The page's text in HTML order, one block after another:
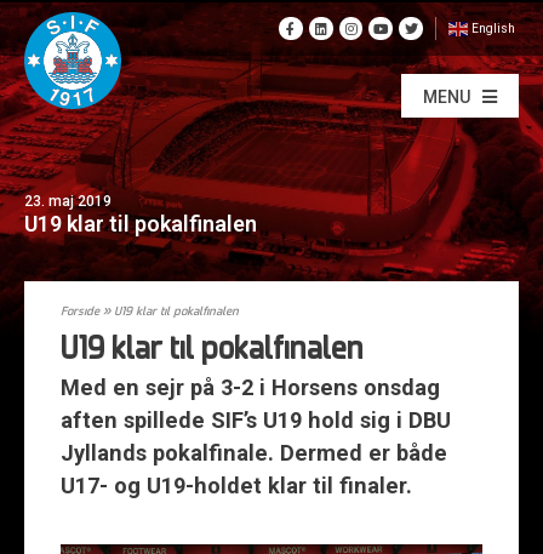
English
MENU
23. maj 2019
U19 klar til pokalfinalen
Forside» U19 klar til pokalfinalen
U19 klar til pokalfinalen
Med en sejr på 3-2 i Horsens onsdag
aften spillede SIF’s U19 hold sig i DBU
Jyllands pokalfinale. Dermed er både
U17- og U19-holdet klar til finaler.